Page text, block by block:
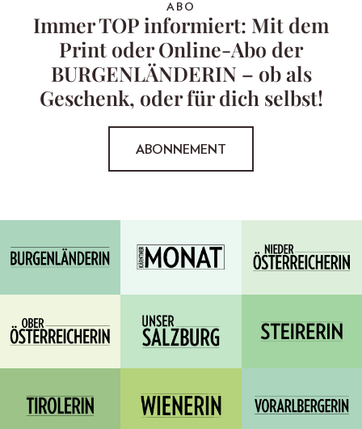
ABO
Immer TOP informiert: Mit dem
Print oder Online-Abo der
BURGENLÄNDERIN – ob als
Geschenk, oder für dich selbst!
ABONNEMENT